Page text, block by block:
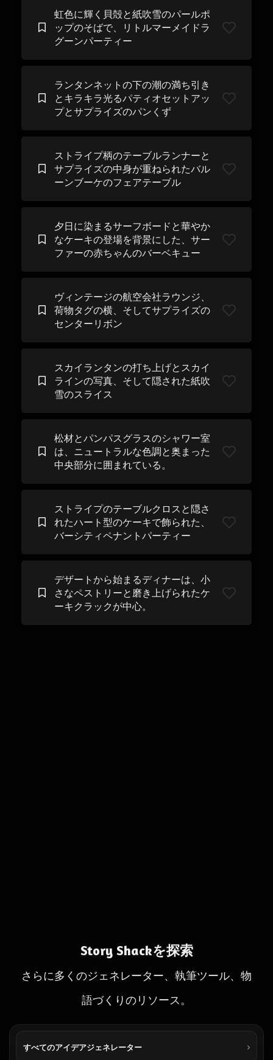
虹色に輝く貝殻と紙吹雪のパールポ
ップのそばで、リトルマーメイドラ
グーンパーティー
ランタンネットの下の潮の満ち引き​​
とキラキラ光るパティオセットアッ
プとサプライズのパンくず
ストライプ柄のテーブルランナーと
サプライズの中身が重ねられたバル
ーンブーケのフェアテーブル
夕日に染まるサーフボードと華やか
なケーキの登場を背景にした、サー
ファーの赤ちゃんのバーベキュー
ヴィンテージの航空会社ラウンジ、
荷物タグの横、そしてサプライズの
センターリボン
スカイランタンの打ち上げとスカイ
ラインの写真、そして隠された紙吹
雪のスライス
松材とパンパスグラスのシャワー室
は、ニュートラルな色調と奥まった
中央部分に囲まれている。
ストライプのテーブルクロスと隠さ
れたハート型のケーキで飾られた、
バーシティペナントパーティー
デザートから始まるディナーは、小
さなペストリーと磨き上げられたケ
ーキクラックが中心。
Story Shackを探索
さらに多くのジェネレーター、執筆ツール、物
語づくりのリソース。
すべてのアイデアジェネレーター